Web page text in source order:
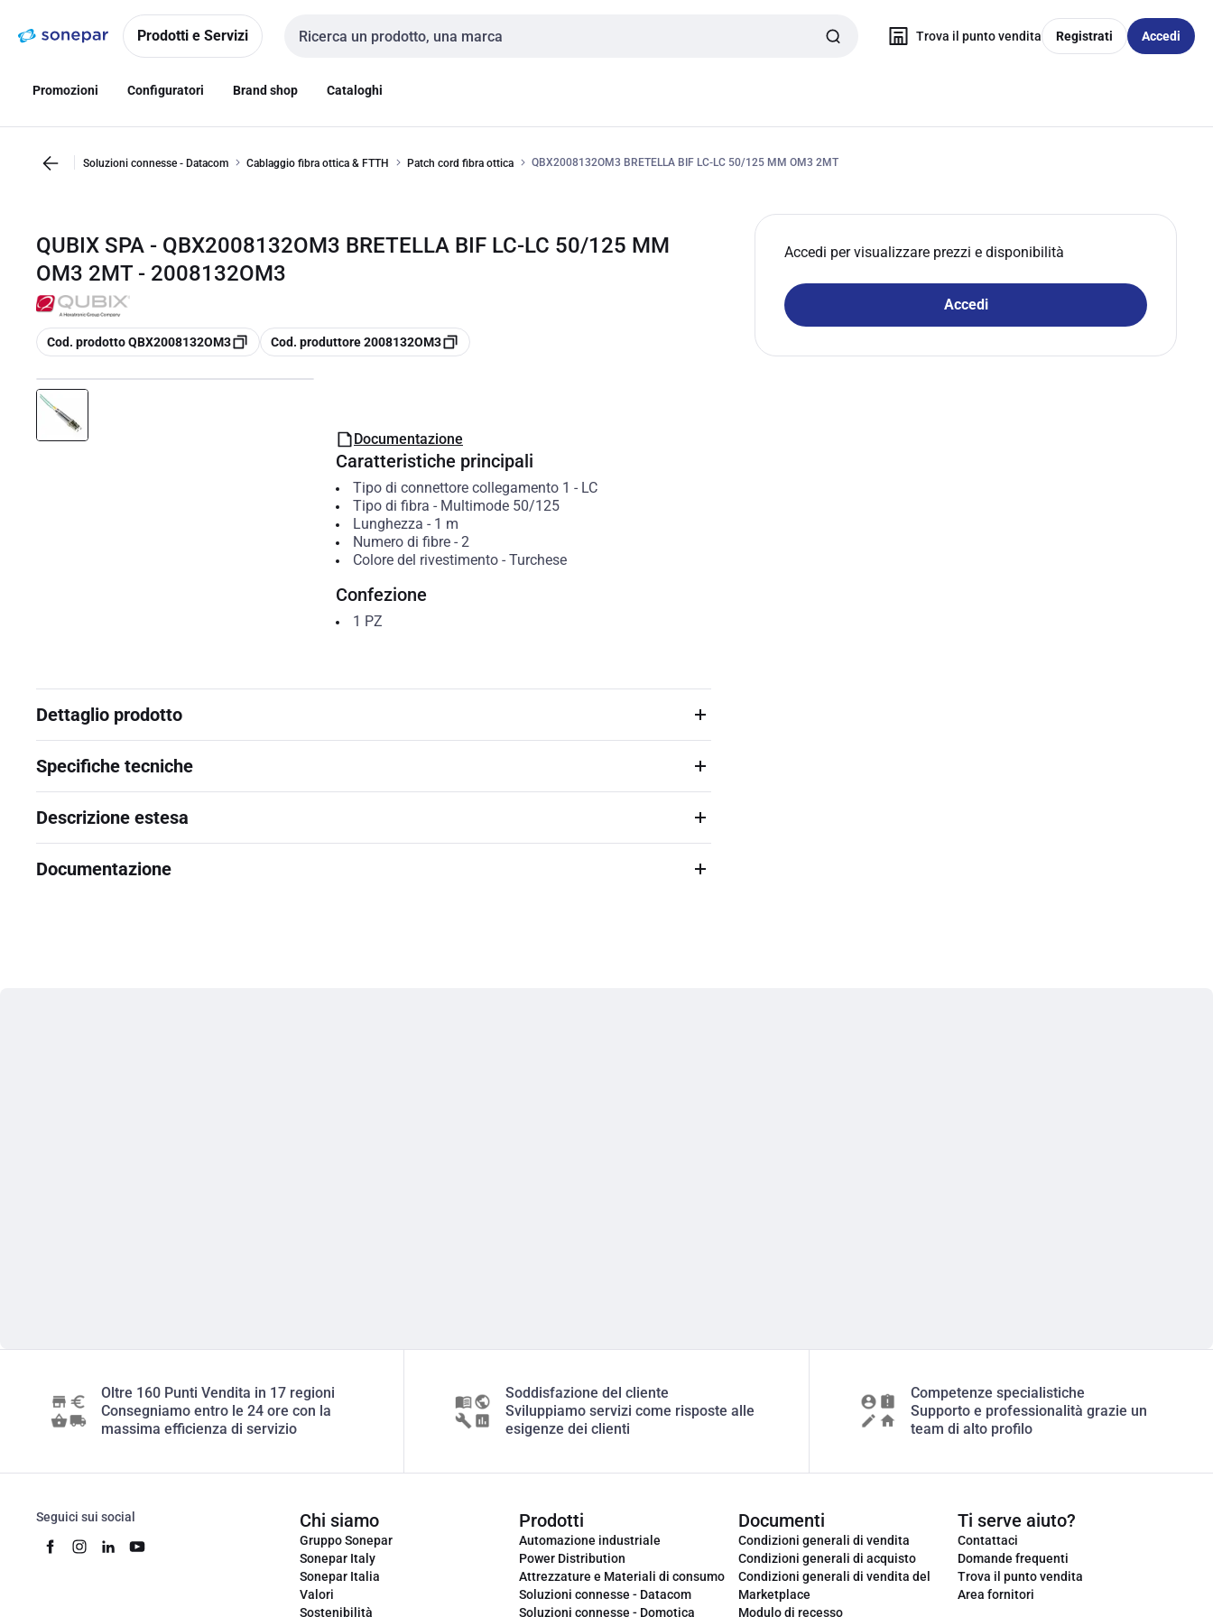
navigazionealla
Prodotti e Servizi
Cerca input
Trova il punto vendita Registrati Accedi
Promozioni Configuratori Brand shop Cataloghi
Soluzioni connesse - Datacom Cablaggio fibra ottica & FTTH Patch cord fibra ottica QBX2008132OM3 BRETELLA BIF LC-LC 50/125 MM OM3 2MT
QUBIX SPA - QBX2008132OM3 BRETELLA BIF LC-LC 50/125 MM
OM3 2MT - 2008132OM3
copia
Cod. prodotto QBX2008132OM3 copia
Cod. produttore 2008132OM3
Accedi per visualizzare prezzi e disponibilità
Accedi
Documentazione
Caratteristiche principali
Tipo di connettore collegamento 1 - LC
Tipo di fibra - Multimode 50/125
Lunghezza - 1 m
Numero di fibre- 2
Colore del rivestimento- Turchese
Confezione
1 PZ
Dettaglio prodotto
Specifiche tecniche
Descrizione estesa
Documentazione
Oltre 160 Punti Vendita in 17 regioni
Consegniamo entro le 24 ore con la
massima efficienza di servizio
Soddisfazione del cliente
Sviluppiamo servizi come risposte alle
esigenze dei clienti
Competenze specialistiche
Supporto e professionalità grazie un
team di alto profilo
Seguici sui social Chi siamo
Gruppo Sonepar
Sonepar Italy
Sonepar Italia
Valori
Sostenibilità
Prodotti
Automazione industriale
Power Distribution
Attrezzature e Materiali di consumo
Soluzioni connesse - Datacom
Soluzioni connesse - Domotica
Documenti
Condizioni generali di vendita
Condizioni generali di acquisto
Condizioni generali di vendita del
Marketplace
Modulo di recesso
Ti serve aiuto?
Contattaci
Domande frequenti
Trova il punto vendita
Area fornitori